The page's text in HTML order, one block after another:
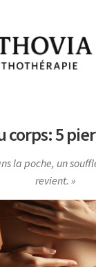
corps: 5
la poche, un
revient.